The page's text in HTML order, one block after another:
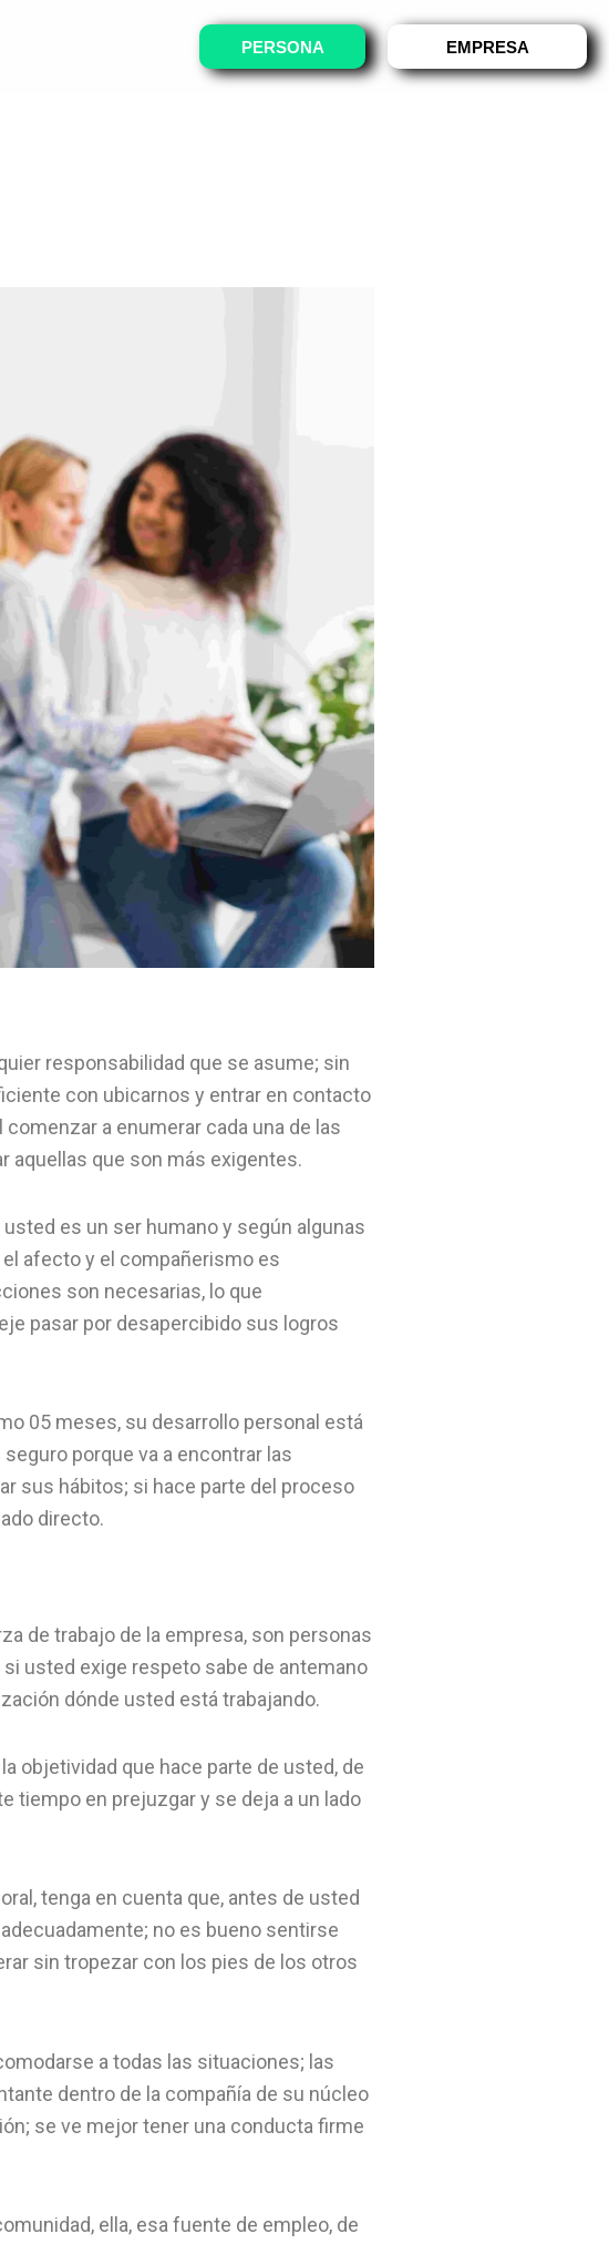
PERSONA EMPRESA
responsabilidad que se asume; sin
con ubicarnos y entrar en contacto
a enumerar cada una de las
aquellas que son más exigentes.
es un ser humano y según algunas
afecto y el compañerismo es
son necesarias, lo que
pasar por desapercibido sus logros
05 meses, su desarrollo personal está
porque va a encontrar las
sus hábitos; si hace parte del proceso
directo.
de trabajo de la empresa, son personas
usted exige respeto sabe de antemano
dónde usted está trabajando.
objetividad que hace parte de usted, de
tiempo en prejuzgar y se deja a un lado
tenga en cuenta que, antes de usted
no es bueno sentirse
sin tropezar con los pies de los otros
a todas las situaciones; las
dentro de la compañía de su núcleo
se ve mejor tener una conducta firme
ella, esa fuente de empleo, de